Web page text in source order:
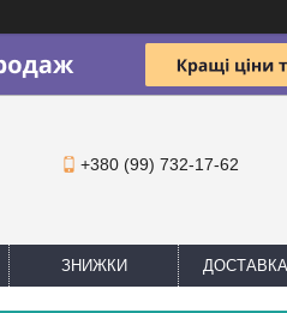
+380 (99) 732-17-62
ЗНИЖКИ